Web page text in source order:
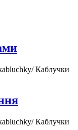
Каблучки
Каблучки